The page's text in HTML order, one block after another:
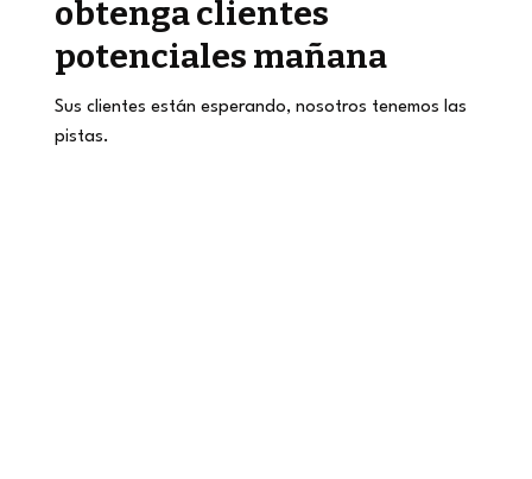
obtenga clientes
potenciales mañana
Sus clientes están esperando, nosotros tenemos las
pistas.